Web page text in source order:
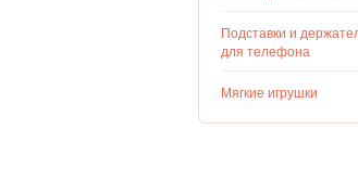
Подставки и
для телефона
Мягкие игрушки